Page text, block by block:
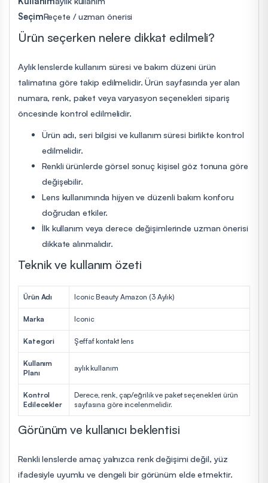
SeçimReçete / uzman önerisi
Ürün seçerken nelere dikkat edilmeli?
Aylık lenslerde kullanım süresi ve bakım düzeni ürün
talimatına göre takip edilmelidir. Ürün sayfasında yer alan
numara, renk, paket veya varyasyon seçenekleri sipariş
öncesinde kontrol edilmelidir.
Ürün adı, seri bilgisi ve kullanım süresi birlikte kontrol
edilmelidir.
Renkli ürünlerde görsel sonuç kişisel göz tonuna göre
değişebilir.
Lens kullanımında hijyen ve düzenli bakım konforu
doğrudan etkiler.
İlk kullanım veya derece değişimlerinde uzman önerisi
dikkate alınmalıdır.
Teknik ve kullanım özeti
Ürün Adı Iconic Beauty Amazon (3 Aylık)
Marka Iconic
Kategori Şeffaf kontakt lens
Kullanım
Planı
aylık kullanım
Kontrol
Edilecekler
Derece, renk, çap/eğrilik ve paket seçenekleri ürün
sayfasına göre incelenmelidir.
Görünüm ve kullanıcı beklentisi
Renkli lenslerde amaç yalnızca renk değişimi değil, yüz
ifadesiyle uyumlu ve dengeli bir görünüm elde etmektir.